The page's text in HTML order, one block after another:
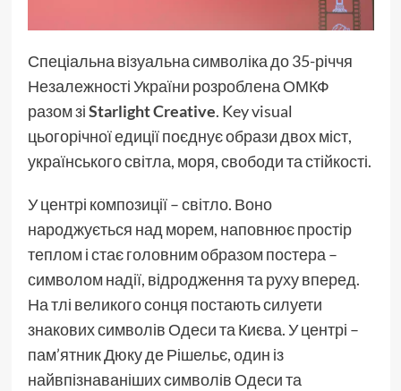
Спеціальна візуальна символіка до 35-річчя
Незалежності України розроблена ОМКФ
разом зіStarlight Creative. Key visual
цьогорічної едиції поєднує образи двох міст,
українського світла, моря, свободи та стійкості.
У центрі композиції – світло. Воно
народжується над морем, наповнює простір
теплом і стає головним образом постера –
символом надії, відродження та руху вперед.
На тлі великого сонця постають силуети
знакових символів Одеси та Києва. У центрі –
пам’ятник Дюку де Рішельє, один із
найвпізнаваніших символів Одеси та